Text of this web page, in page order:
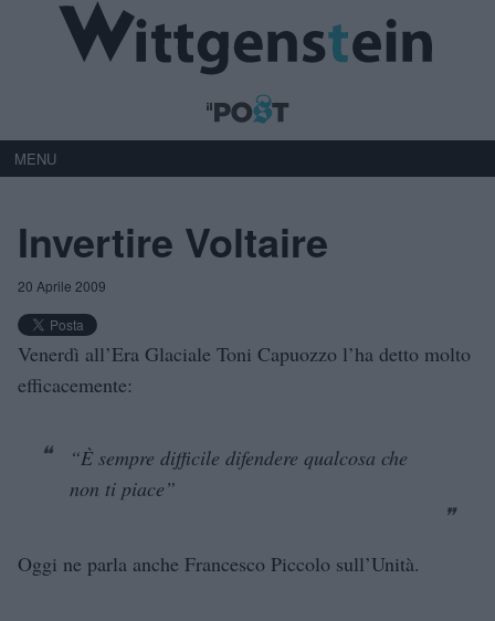
MENU
Invertire Voltaire
20 Aprile 2009
Venerdì all’Era Glaciale Toni Capuozzo l’ha detto molto
efficacemente:
“È sempre difficile difendere qualcosa che
non ti piace”
Oggi ne parla anche Francesco Piccolo sull’Unità.